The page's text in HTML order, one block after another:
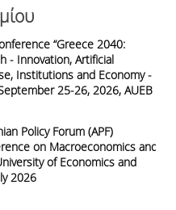
“Greece 2040:
- Innovation, Artificial
Institutions and Economy -
25-26, 2026, AUEB
Policy Forum (APF)
on Macroeconomics and
of Economics and
2026